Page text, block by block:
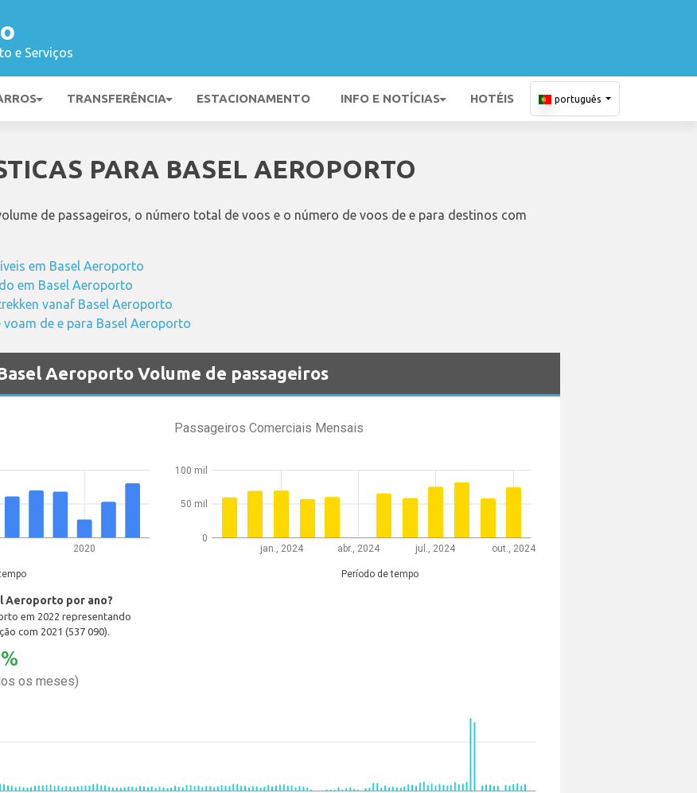
e Serviços
TRANSFERÊNCIA ESTACIONAMENTO INFO E NOTÍCIAS HOTÉIS português
PARA BASEL AEROPORTO
de passageiros, o número total de voos e o número de voos de e para destinos com
em Basel Aeroporto
em Basel Aeroporto
vanaf Basel Aeroporto
de e para Basel Aeroporto
Aeroporto Volume de passageiros
2020
Aeroporto por ano?
em 2022 representando
com 2021 (537 090).
Passageiros Comerciais Mensais
jan., 2024 abr., 2024 jul., 2024 out., 2024
Período de tempo
0
50 mil
100 mil
os meses)